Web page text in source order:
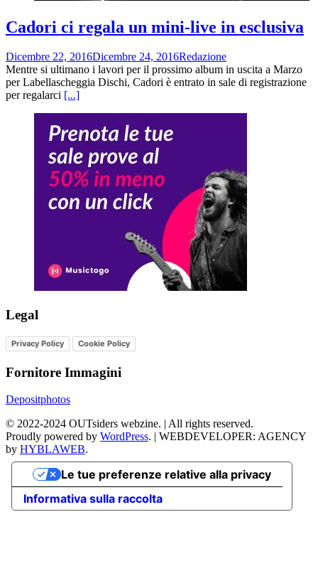
Cadori ci regala un mini-live in esclusiva
Dicembre 22, 2016Dicembre 24, 2016Redazione
Mentre si ultimano i lavori per il prossimo album in uscita a Marzo
per Labellascheggia Dischi, Cadori è entrato in sale di registrazione
per regalarci [...]
Legal
Privacy Policy Cookie Policy
Fornitore Immagini
Depositphotos
© 2022-2024 OUTsiders webzine. | All rights reserved.
Proudly powered by WordPress. | WEBDEVELOPER: AGENCY
by HYBLAWEB.
Informativa sulla raccolta
Le tue preferenze relative alla privacy